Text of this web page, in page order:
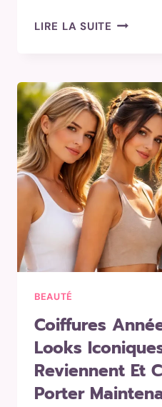
LIRE LA SUITE COUPE
QUELLE
COUPE
CHOISIR
SELON
TON
TYPE
DE
BOUCLE
ET
BEAUTÉ
Coiffures
Looks
Reviennent Et
Porter